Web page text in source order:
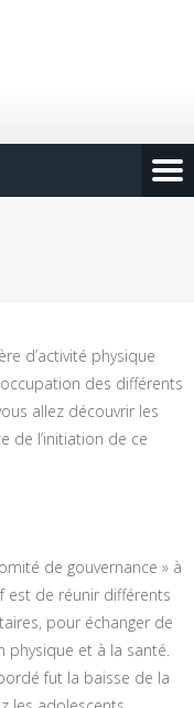
d’activité physique
des différents
allez découvrir les
de l’initiation de ce
de gouvernance » à
est de réunir différents
pour échanger de
physique et à la santé.
fut la baisse de la